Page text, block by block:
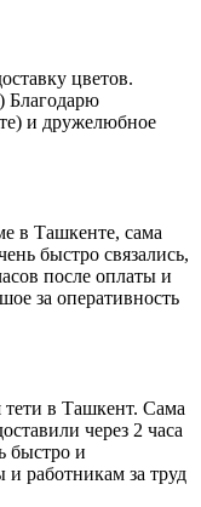
цветов.
Благодарю
и дружелюбное
в Ташкенте, сама
быстро связались,
после оплаты и
за оперативность
в Ташкент. Сама
через 2 часа
быстро и
работникам за труд